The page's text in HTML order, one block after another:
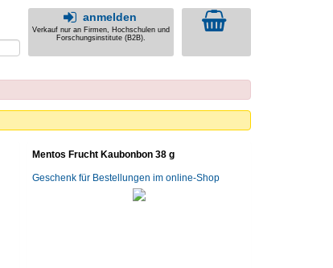
anmelden
Verkauf nur an Firmen, Hochschulen und
Forschungsinstitute (B2B).
Mentos Frucht Kaubonbon 38 g
Geschenk für Bestellungen im online-Shop